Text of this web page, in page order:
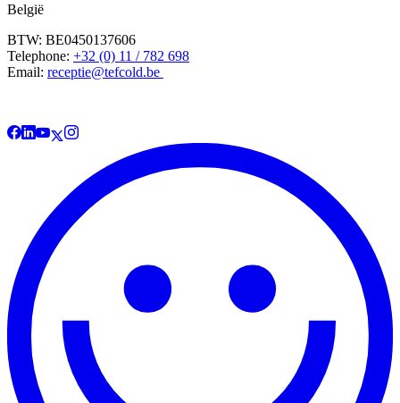
België
BTW: BE0450137606
Telephone: +32 (0) 11 / 782 698
Email: receptie@tefcold.be